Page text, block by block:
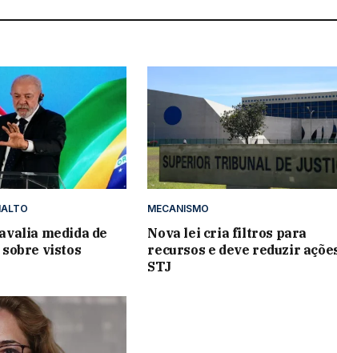
medida de
vistos
MECANISMO
Nova lei cria filtros para
recursos e deve reduzir
STJ